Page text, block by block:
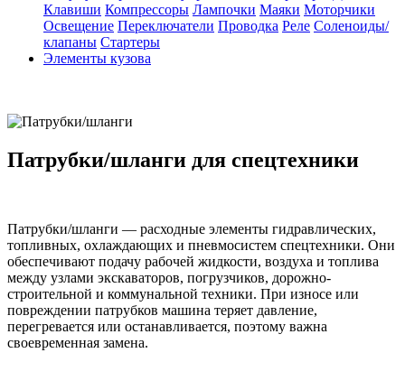
Клавиши Компрессоры Лампочки Маяки Моторчики
Освещение Переключатели Проводка Реле Соленоиды/
клапаны Стартеры
Элементы кузова
Патрубки/шланги для спецтехники
Патрубки/шланги — расходные элементы гидравлических,
топливных, охлаждающих и пневмосистем спецтехники. Они
обеспечивают подачу рабочей жидкости, воздуха и топлива
между узлами экскаваторов, погрузчиков, дорожно-
строительной и коммунальной техники. При износе или
повреждении патрубков машина теряет давление,
перегревается или останавливается, поэтому важна
своевременная замена.